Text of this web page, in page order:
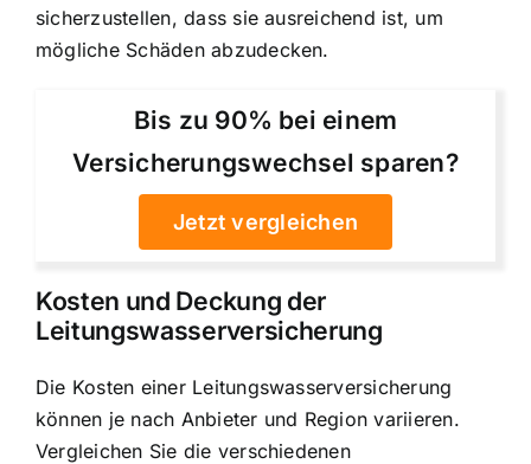
sicherzustellen, dass sie ausreichend ist, um
mögliche Schäden abzudecken.
Bis zu 90% bei einem
Versicherungswechsel sparen?
Jetzt vergleichen
Kosten und Deckung der
Leitungswasserversicherung
Die Kosten einer Leitungswasserversicherung
können je nach Anbieter und Region variieren.
Vergleichen Sie die verschiedenen